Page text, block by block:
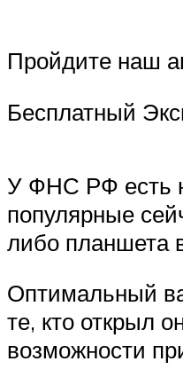
Пройдите наш
Бесплатный
У ФНС РФ есть
популярные
либо планшета
Оптимальный
те, кто открыл
возможности